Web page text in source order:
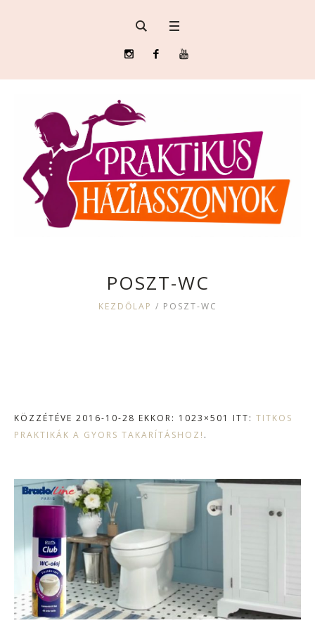
POSZT-WC
KEZDŐLAP / POSZT-WC
KÖZZÉTÉVE 2016-10-28 EKKOR: 1023×501 ITT: TITKOS
PRAKTIKÁK A GYORS TAKARÍTÁSHOZ! .